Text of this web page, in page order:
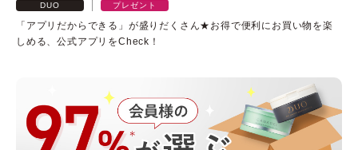
DUO プレゼント
「アプリだからできる」が盛りだくさん★お得で便利にお買い物を楽
しめる、公式アプリをCheck！